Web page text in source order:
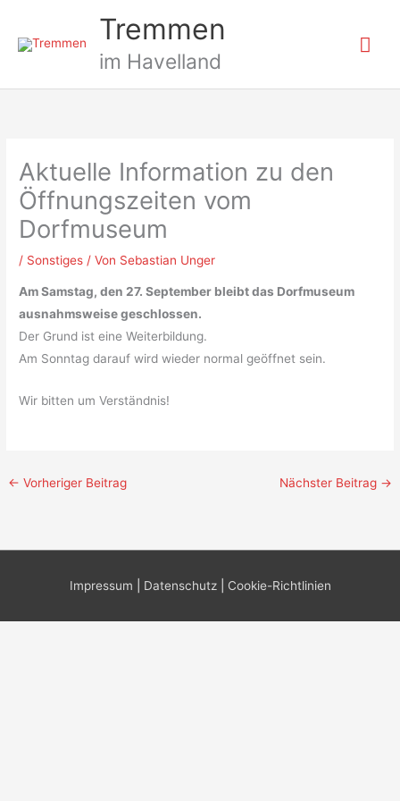
springen
Tremmen
im Havelland
Aktuelle Information zu den
Öffnungszeiten vom
Dorfmuseum
/ Sonstiges / Von Sebastian Unger
Am Samstag, den 27. September bleibt das Dorfmuseum
ausnahmsweise geschlossen.
Der Grund ist eine Weiterbildung.
Am Sonntag darauf wird wieder normal geöffnet sein.
Wir bitten um Verständnis!
← Vorheriger Beitrag Nächster Beitrag →
Impressum Datenschutz Cookie-Richtlinien